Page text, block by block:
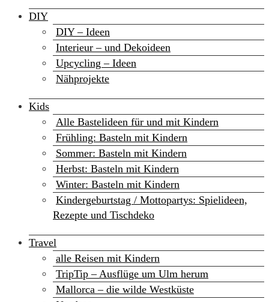
DIY
DIY – Ideen
Interieur – und Dekoideen
Upcycling – Ideen
Nähprojekte
Kids
Alle Bastelideen für und mit Kindern
Frühling: Basteln mit Kindern
Sommer: Basteln mit Kindern
Herbst: Basteln mit Kindern
Winter: Basteln mit Kindern
Kindergeburtstag / Mottopartys: Spielideen,
Rezepte und Tischdeko
Travel
alle Reisen mit Kindern
TripTip – Ausflüge um Ulm herum
Mallorca – die wilde Westküste